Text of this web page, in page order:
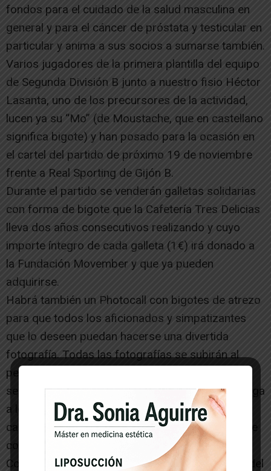
fondos para el cuidado de la salud masculina en
general y para el cáncer de próstata y testicular en
particular y anima a sus socios a sumarse también.
Varios jugadores de la primera plantilla del equipo
de Segunda División B junto a nuestro fisio Héctor
Lasanta, uno de los precursores de la actividad,
lucen ya su “Mo” (de Moustache, que en castellano
significa bigote) y han posado para la ocasión en
el cartel del partido de próximo 19 de noviembre
frente a Real Sporting de Gijón B.
Durante el partido se venderán galletas solidarias
con forma de bigote que la Cafetería Tres Delicias
lleva dos años consecutivos realizando y cuyo
importe íntegro de cada galleta (1€) irá donado a
la Fundación Movember y que ya pueden
adquirirse.
Habrá también un Photocall con bigotes de atrezo
para que todos los aficionados y simpatizantes
que lo deseen puedan hacerse una divertida
fotografía. Todas las fotografías se subirán al
perfil oficial de Facebook del C.D. Tudelano la
semana próxima y la que más “Me gustas” consiga
a lo largo del mes de Noviembre ganará una
camiseta de la segunda equipación del equipo, de
color fucsia en apoyo a la Asociación Española
Contra el Cáncer y dos entradas para el partido del